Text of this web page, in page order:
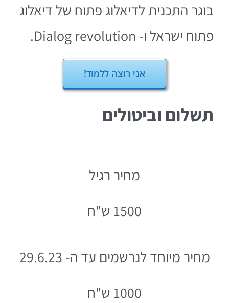
בוגר התכנית לדיאלוג פתוח של דיאלוג
פתוח ישראל ו- Dialog revolution.
אני רוצה ללמוד!
תשלום וביטולים
מחיר רגיל
1500 ש"ח
מחיר מיוחד לנרשמים עד ה- 29.6.23
1000 ש"ח